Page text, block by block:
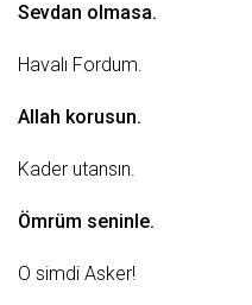
Sevdan olmasa.
Havalı Fordum.
Allah korusun.
Kader utansın.
Ömrüm seninle.
O simdi Asker!